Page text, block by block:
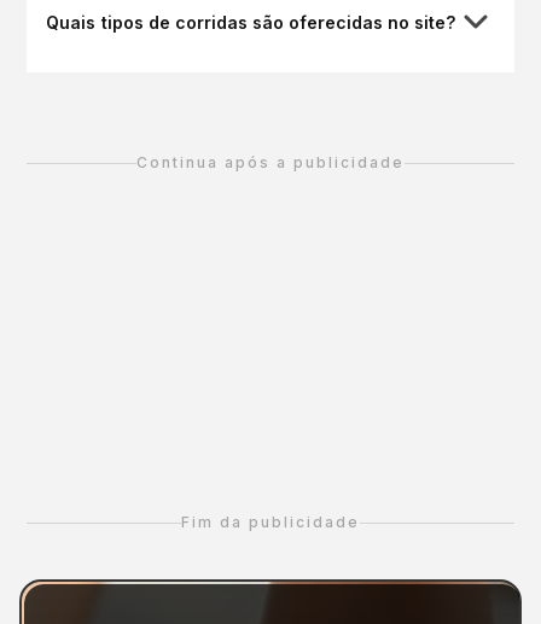
Quais tipos de corridas são oferecidas no site?
Continua após a publicidade
Fim da publicidade